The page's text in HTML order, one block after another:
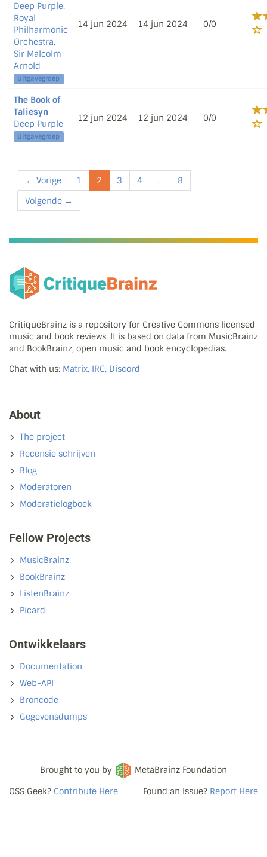
Deep Purple;
Royal
Philharmonic
Orchestra,
Sir Malcolm
Arnold
Uitgavegroep
14 jun 2024 14 jun 2024 0/0
The Book of
Taliesyn -
Deep Purple
Uitgavegroep
12 jun 2024 12 jun 2024 0/0
← Vorige 1 2 3 4 ...
8
Volgende →
CritiqueBrainz is a repository for Creative Commons licensed
music and book reviews. It is based on data from MusicBrainz
and BookBrainz, open music and book encyclopedias.
Chat with us: Matrix, IRC, Discord
About
The project
Recensie schrijven
Blog
Moderatoren
Moderatielogboek
Fellow Projects
MusicBrainz
BookBrainz
ListenBrainz
Picard
Ontwikkelaars
Documentation
Web-API
Broncode
Gegevensdumps
OSS Geek? Contribute Here
Brought to you by
MetaBrainz Foundation
Found an Issue? Report Here